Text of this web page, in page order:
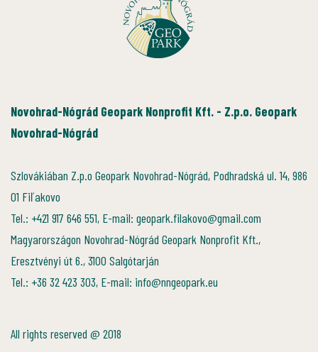
Novohrad-Nógrád Geopark Nonprofit Kft. - Z.p.o. Geopark
Novohrad-Nógrád
Szlovákiában Z.p.o Geopark Novohrad-Nógrád, Podhradská ul. 14, 986
01 Fiľakovo
Tel.: +421 917 646 551, E-mail: geopark.filakovo@gmail.com
Magyarországon Novohrad-Nógrád Geopark Nonprofit Kft.,
Eresztvényi út 6., 3100 Salgótarján
Tel.: +36 32 423 303, E-mail: info@nngeopark.eu
All rights reserved @ 2018